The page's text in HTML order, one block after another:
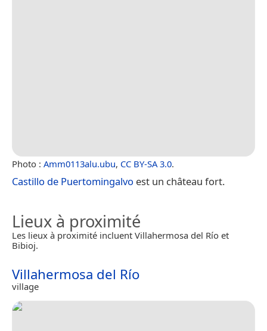
Photo : Amm0113alu.ubu, CC BY-SA 3.0.
Castillo de Puertomingalvo est un château fort.
Lieux à proximité
Les lieux à proximité incluent Villahermosa del Río et
Bibioj.
Villahermosa del Río
village